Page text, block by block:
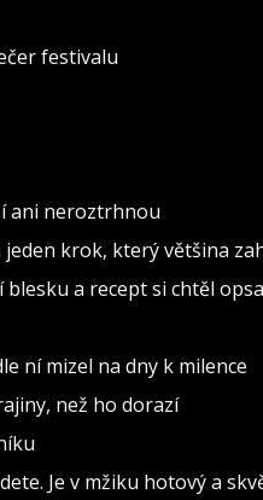
festivalu
ani neroztrhnou
krok, který většina
a recept si chtěl
ní mizel na dny k milence
než ho dorazí
Je v mžiku hotový a